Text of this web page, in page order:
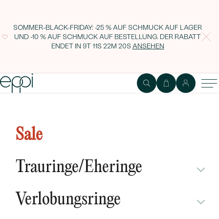
SOMMER-BLACK-FRIDAY: -25 % AUF SCHMUCK AUF LAGER
UND -10 % AUF SCHMUCK AUF BESTELLUNG. DER RABATT
ENDET IN9T 11S 22M 19S ANSEHEN
Sale
Trauringe/Eheringe
NEUHEITEN
Verlobungsringe
Diamanten Geeta